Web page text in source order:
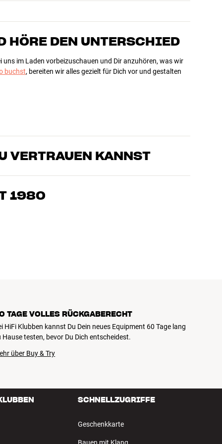
HÖRE DEN UNTERSCHIED
uns im Laden vorbeizuschauen und Dir anzuhören, was wir
buchst, bereiten wir alles gezielt für Dich vor und gestalten
VERTRAUEN KANNST
die unsere Produkte genau kennen und für großartigen
und Deinem Budget passt
1980
TAGE VOLLES RÜCKGABERECHT
HiFi Klubben kannst Du Dein neues Equipment 60 Tage lang
Hause testen, bevor Du Dich entscheidest.
über Buy & Try
SCHNELLZUGRIFFE
Geschenkkarte
Bauen mit Klang